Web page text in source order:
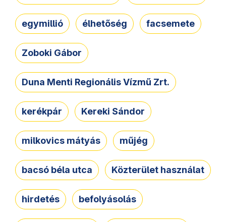
egymillió élhetőség facsemete
Zoboki Gábor
Duna Menti Regionális Vízmű Zrt.
kerékpár Kereki Sándor
milkovics mátyás műjég
bacsó béla utca Közterület használat
hirdetés befolyásolás